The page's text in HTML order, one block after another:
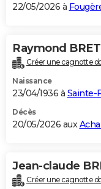
22/05/2026 à
Raymond
Créer une cagnotte
Naissance
23/04/1936 à Sainte-
Décès
20/05/2026 aux
Jean-claude
Créer une cagnotte